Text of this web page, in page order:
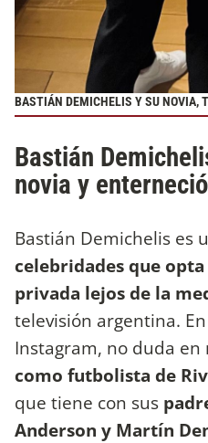
BASTIÁN DEMICHELIS Y SU NOVIA,
Bastián
novia y
Bastián Demichelis es
celebridades que
privada lejos de la
televisión argentina.
Instagram, no duda en
como futbolista de
que tiene con sus
Anderson y Martín